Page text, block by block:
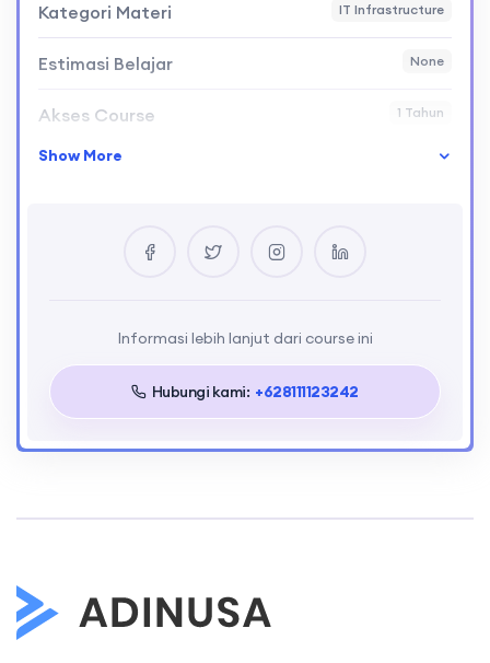
Kategori Materi IT Infrastructure
Estimasi Belajar None
Akses Course 1 Tahun
Benefit Sertifikat
Masuk komunitas ADINUSA
Show More
Informasi lebih lanjut dari course ini
Hubungi kami: +628111123242